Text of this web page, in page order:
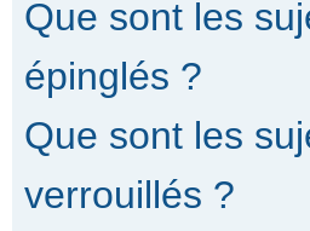
Que sont les
épinglés ?
Que sont les
verrouillés ?